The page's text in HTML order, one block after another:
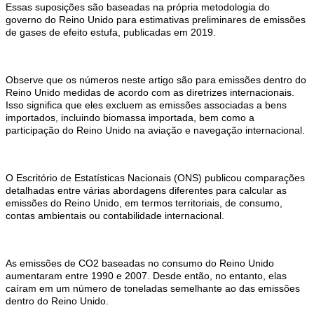
Essas suposições são baseadas na própria metodologia do
governo do Reino Unido para estimativas preliminares de emissões
de gases de efeito estufa, publicadas em 2019.
Observe que os números neste artigo são para emissões dentro do
Reino Unido medidas de acordo com as diretrizes internacionais.
Isso significa que eles excluem as emissões associadas a bens
importados, incluindo biomassa importada, bem como a
participação do Reino Unido na aviação e navegação internacional.
O Escritório de Estatísticas Nacionais (ONS) publicou comparações
detalhadas entre várias abordagens diferentes para calcular as
emissões do Reino Unido, em termos territoriais, de consumo,
contas ambientais ou contabilidade internacional.
As emissões de CO2 baseadas no consumo do Reino Unido
aumentaram entre 1990 e 2007. Desde então, no entanto, elas
caíram em um número de toneladas semelhante ao das emissões
dentro do Reino Unido.